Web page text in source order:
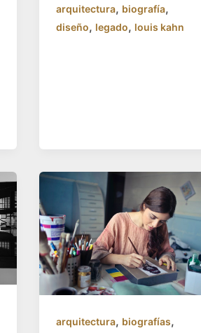
arquitectura, biografía,
diseño, legado, louis kahn
arquitectura, biografías,